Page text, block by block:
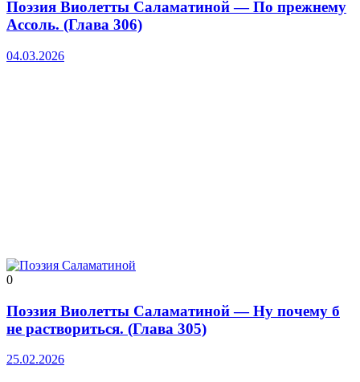
Поэзия Виолетты Саламатиной — По прежнему
Ассоль. (Глава 306)
04.03.2026
0
Поэзия Виолетты Саламатиной — Ну почему б
не раствориться. (Глава 305)
25.02.2026